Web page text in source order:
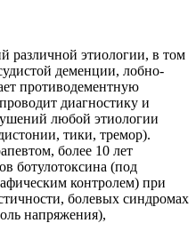
различной этиологии, в том
деменции, лобно-
противодементную
диагностику и
любой этиологии
тики, тремор).
более 10 лет
ботулотоксина (под
контролем) при
болевых синдромах
напряжения),